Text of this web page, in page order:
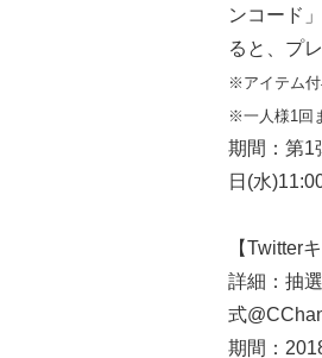
ンコード
ると、プ
※アイテム付
※一人様1回
期間：第1
日(水
【Twitter
詳細：抽
式
期間：